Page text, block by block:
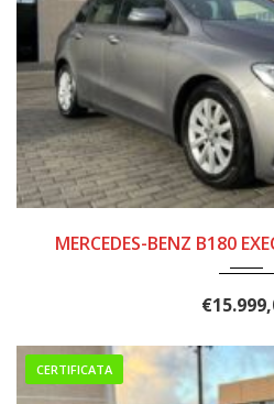
MERCEDES-BENZ B180
€
CERTIFICATA